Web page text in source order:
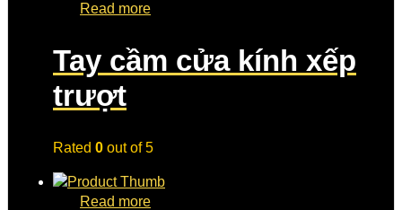
Read more
Tay cầm cửa kính xếp
trượt
Rated 0 out of 5
Read more